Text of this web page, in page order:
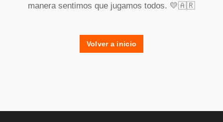
manera sentimos que jugamos todos. 💛🇦🇷
Volver a inicio